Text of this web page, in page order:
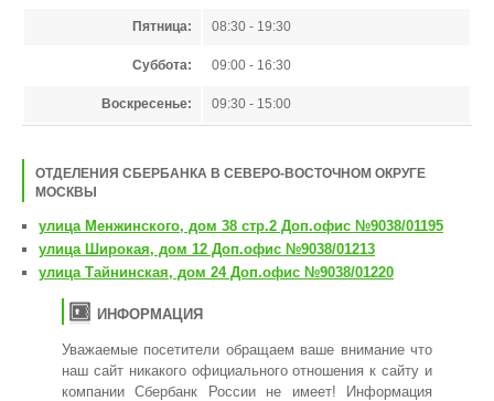
Пятница: 08:30 - 19:30
Суббота: 09:00 - 16:30
Воскресенье: 09:30 - 15:00
ОТДЕЛЕНИЯ СБЕРБАНКА В СЕВЕРО-ВОСТОЧНОМ ОКРУГЕ
МОСКВЫ
улица Менжинского, дом 38 стр.2 Доп.офис №9038/01195
улица Широкая, дом 12 Доп.офис №9038/01213
улица Тайнинская, дом 24 Доп.офис №9038/01220
ИНФОРМАЦИЯ
Уважаемые посетители обращаем ваше внимание что
наш сайт никакого официального отношения к сайту и
компании Сбербанк России не имеет! Информация